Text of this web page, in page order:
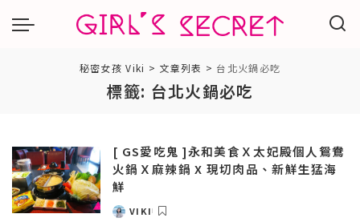
秘密女孩 Viki > 文章列表 > 台北火鍋必吃
標籤: 台北火鍋必吃
[ GS愛吃鬼 ]永和美食Ｘ太妃殿個人鴛鴦
火鍋Ｘ麻辣鍋 X 現切肉品、新鮮生猛海
鮮
POSTED
VIKI